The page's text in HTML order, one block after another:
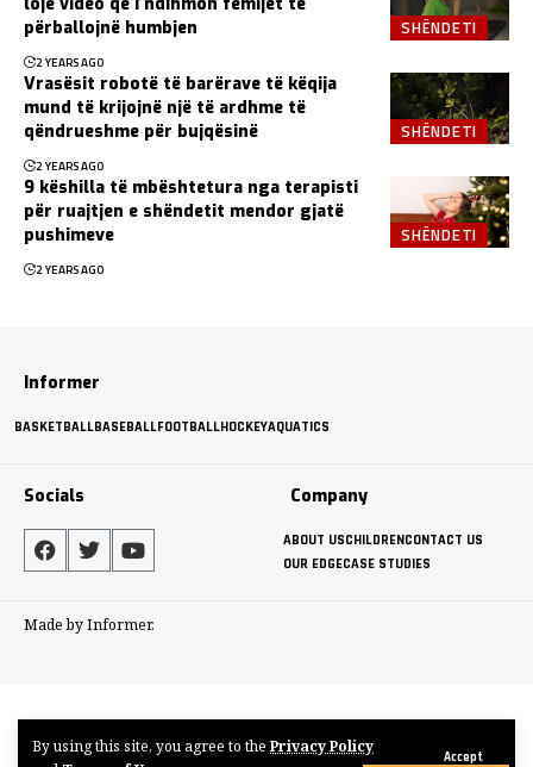
By using this site, you agree to the Privacy Policy
Accept
SHËNDETI
përballojnë humbjen
2 YEARS AGO
SHËNDETI
Vrasësit robotë të barërave të këqija
mund të krijojnë një të ardhme të
qëndrueshme për bujqësinë
2 YEARS AGO
SHËNDETI
9 këshilla të mbështetura nga terapisti
për ruajtjen e shëndetit mendor gjatë
pushimeve
2 YEARS AGO
Informer
BASKETBALLBASEBALLFOOTBALLHOCKEYAQUATICS
Socials Company
ABOUT USCHILDRENCONTACT US
OUR EDGECASE STUDIES
Made by Informer.